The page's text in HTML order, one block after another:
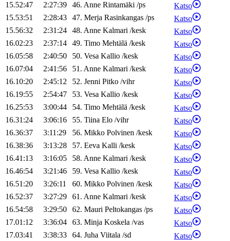
15.52:47
2:27:39 46. Anne Rintamäki /ps
Katso
15.53:51
2:28:43 47. Merja Rasinkangas /ps
Katso
15.56:32
2:31:24 48. Anne Kalmari /kesk
Katso
16.02:23
2:37:14 49. Timo Mehtälä /kesk
Katso
16.05:58
2:40:50 50. Vesa Kallio /kesk
Katso
16.07:04
2:41:56 51. Anne Kalmari /kesk
Katso
16.10:20
2:45:12 52. Jenni Pitko /vihr
Katso
16.19:55
2:54:47 53. Vesa Kallio /kesk
Katso
16.25:53
3:00:44 54. Timo Mehtälä /kesk
Katso
16.31:24
3:06:16 55. Tiina Elo /vihr
Katso
16.36:37
3:11:29 56. Mikko Polvinen /kesk
Katso
16.38:36
3:13:28 57. Eeva Kalli /kesk
Katso
16.41:13
3:16:05 58. Anne Kalmari /kesk
Katso
16.46:54
3:21:46 59. Vesa Kallio /kesk
Katso
16.51:20
3:26:11 60. Mikko Polvinen /kesk
Katso
16.52:37
3:27:29 61. Anne Kalmari /kesk
Katso
16.54:58
3:29:50 62. Mauri Peltokangas /ps
Katso
17.01:12
3:36:04 63. Minja Koskela /vas
Katso
17.03:41
3:38:33 64. Juha Viitala /sd
Katso